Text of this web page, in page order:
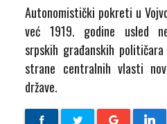
Autonomistički pokreti u
već 1919. godine usled
srpskih građanskih
strane centralnih vlasti
države.